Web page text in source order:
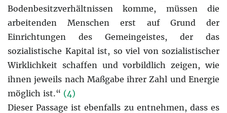
Bodenbesitzverhältnissen komme, müssen die
arbeitenden Menschen erst auf Grund der
Einrichtungen des Gemeingeistes, der das
sozialistische Kapital ist, so viel von sozialistischer
Wirklichkeit schaffen und vorbildlich zeigen, wie
ihnen jeweils nach Maßgabe ihrer Zahl und Energie
möglich ist.“ (4)
Dieser Passage ist ebenfalls zu entnehmen, dass es